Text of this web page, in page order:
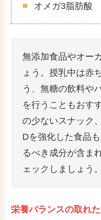
オメガ3脂肪酸
無添加食品やオー
ょう。授乳中は赤
う、無糖の飲料や
を行うこともおす
の少ないスナック
Dを強化した食品
るべき成分が含ま
ェックしましょう。
栄養バランスの取れ